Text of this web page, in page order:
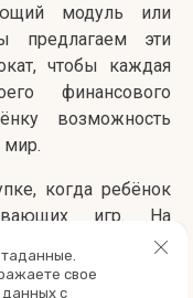
модуль или
предлагаем эти
чтобы каждая
финансового
возможность
мир.
когда ребёнок
игр. На
купить ему что-
менять коврики и
свое
данных с